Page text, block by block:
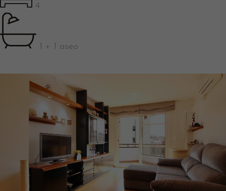
4
1 + 1 aseo